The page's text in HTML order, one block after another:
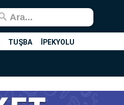
TUŞBA İPEKYOLU